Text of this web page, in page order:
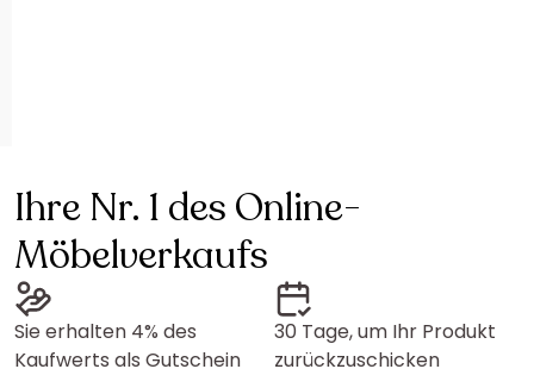
Ihre Nr. 1 des Online-
Möbelverkaufs
Sie erhalten 4% des
Kaufwerts als Gutschein
30 Tage, um Ihr Produkt
zurückzuschicken